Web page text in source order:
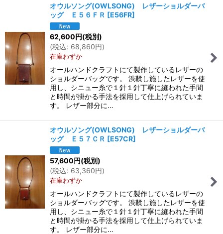
オウルソング(OWLSONG) レザーショルダーバ
ッグ Ｅ５６ＦＲ [E56FR]
62,600円(税別)
(税込: 68,860円)
在庫わずか
オールハンドクラフトにて製作しているレザーの
ショルダーバッグです。 渋鞣し施したレザーを使
用し、シニュー糸で１針１針丁寧に縫われた手間
と時間が掛かる手法を採用して仕上げられていま
す。 レザー部分に…
オウルソング(OWLSONG) レザーショルダーバ
ッグ Ｅ５７ＣＲ [E57CR]
57,600円(税別)
(税込: 63,360円)
在庫わずか
オールハンドクラフトにて製作しているレザーの
ショルダーバッグです。 渋鞣し施したレザーを使
用し、シニュー糸で１針１針丁寧に縫われた手間
と時間が掛かる手法を採用して仕上げられていま
す。 レザー部分に…